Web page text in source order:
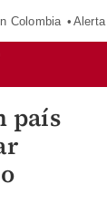
Colombia
país